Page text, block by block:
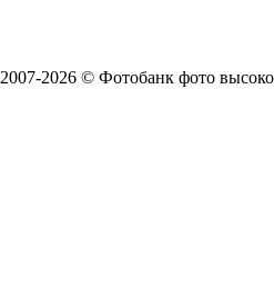
2007-2026 © Фотобанк фото